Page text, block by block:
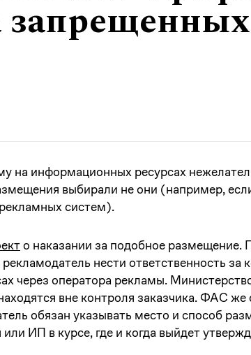
на информационных ресурсах
выбирали не они (например,
систем).
о наказании за подобное размещение.
нести ответственность за
через оператора рекламы.
вне контроля заказчика. ФАС же
обязан указывать место и способ
ИП в курсе, где и когда выйдет